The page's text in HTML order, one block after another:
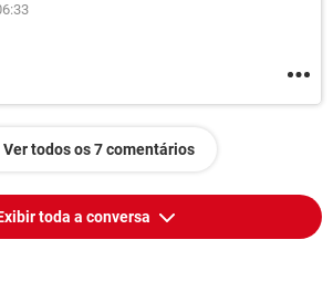
Ver todos os 7 comentários
toda a conversa